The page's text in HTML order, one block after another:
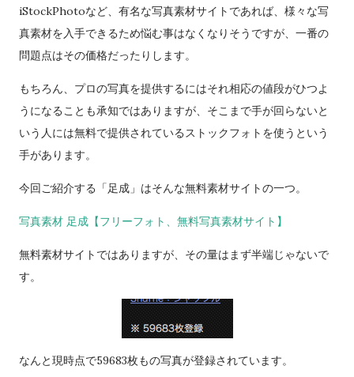
iStockPhotoなど、有名な写真素材サイトであれば、様々な写
真素材を入手できるため悩む事はなくなりそうですが、一番の
問題点はその価格だったりします。
もちろん、プロの写真を提供するにはそれ相応の値段がひつよ
うになることも承知ではありますが、そこまで手が回らないと
いう人には無料で提供されているストックフォトを使うという
手があります。
今回ご紹介する「足成」はそんな無料素材サイトの一つ。
写真素材 足成【フリーフォト、無料写真素材サイト】
無料素材サイトではありますが、その量はまず半端じゃないで
す。
なんと現時点で59683枚もの写真が登録されています。